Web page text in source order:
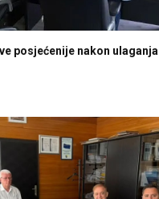
posjećenije nakon